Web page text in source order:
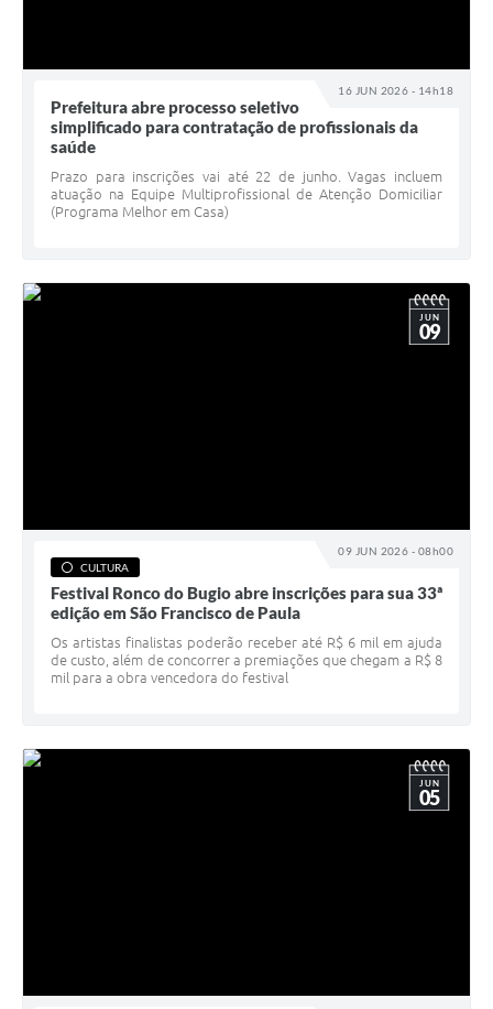
16 JUN 2026 - 14h18
Prefeitura abre processo seletivo
simplificado para contratação de profissionais da
saúde
Prazo para inscrições vai até 22 de junho. Vagas incluem
atuação na Equipe Multiprofissional de Atenção Domiciliar
(Programa Melhor em Casa)
09 JUN 2026 - 08h00
JUN
09
CULTURA
Festival Ronco do Bugio abre inscrições para sua 33ª
edição em São Francisco de Paula
Os artistas finalistas poderão receber até R$ 6 mil em ajuda
de custo, além de concorrer a premiações que chegam a R$ 8
mil para a obra vencedora do festival
JUN
05